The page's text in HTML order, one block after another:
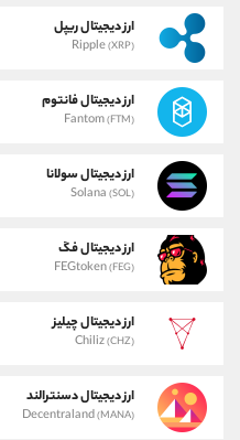
ارز دیجیتال ریپل
Ripple(XRP)
ارز دیجیتال فانتوم
Fantom(FTM)
ارز دیجیتال سولانا
Solana (SOL)
ارز دیجیتال فگ
FEGtoken(FEG)
ارز دیجیتال چیلیز
Chiliz(CHZ)
ارز دیجیتال دسنترالند
Decentraland(MANA)